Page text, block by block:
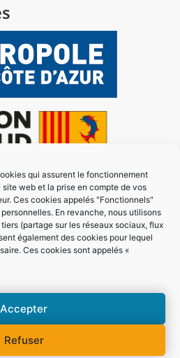
qui assurent le fonctionnement
web et la prise en compte de vos
Ces cookies appelés "Fonctionnels"
En revanche, nous utilisons
(partage sur les réseaux sociaux, flux
également des cookies pour lequel
Ces cookies sont appelés «
Accepter
Refuser